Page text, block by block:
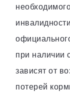
при наличии
зависят от
потерей